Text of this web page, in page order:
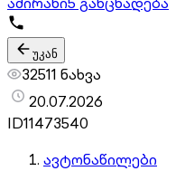
უკან
32511 ნახვა
20.07.2026
ID11473540
ავტონაწილები